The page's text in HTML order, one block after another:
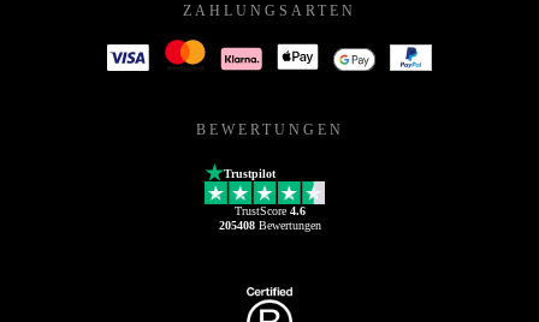
ZAHLUNGSARTEN
BEWERTUNGEN
Trustpilot
TrustScore 4.6
205408Bewertungen